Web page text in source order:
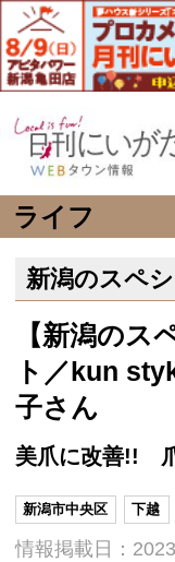
ライフ
新潟のスペ
【新潟のス
ト／kun
子さん
美爪に改善!!
新潟市中央区 下越
情報掲載日：